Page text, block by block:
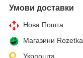
Умови доставки
Нова Пошта
Магазини Rozetka
Укрпошта